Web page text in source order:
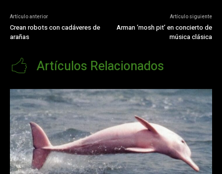
Artículo anterior
Crean robots con cadáveres de
arañas
Artículo siguiente
Arman ‘mosh pit’ en concierto de
música clásica
Artículos Relacionados